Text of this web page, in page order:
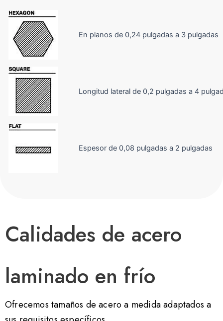
En planos de 0,24 pulgadas a 3 pulgadas
Longitud lateral de 0,2 pulgadas a 4
Espesor de 0,08 pulgadas a 2 pulgadas
Calidades de acero
laminado en frío
Ofrecemos tamaños de acero a medida adaptados a